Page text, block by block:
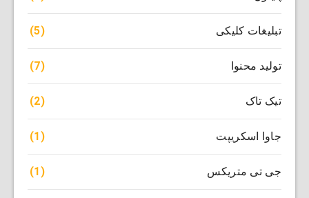
تبلیغات کلیکی (5)
تولید محنوا (7)
تیک تاک (2)
جاوا اسکریپت (1)
جی تی متریکس (1)